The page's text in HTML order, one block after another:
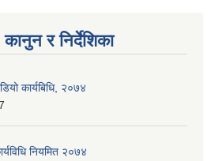
र निर्देशिका
कार्यबिधि, २०७४
नियमित २०७४